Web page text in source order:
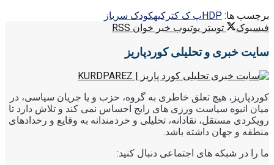
برچسب ها: HDPپ ک کترکیهکودک سرباز
فیسبوک
توییتر یوتیوب خبر خوان RSS
سایت خبری و تحلیلی کوردپاریز
کوردپاریز، هیچ تعلق خاطری به گروه، حزب و یا جریان سیاسی، در
میان انبوه سیاست ورزی های رایج احساس نمی کند و تلاش دارد تا
رویکردی مستقل، نقادانه، تحلیلی و خردمندانه به وقایع و رخدادهای
منطقه و جهان داشته باشد.
ما را در شبکه های اجتماعی دنبال کنید: